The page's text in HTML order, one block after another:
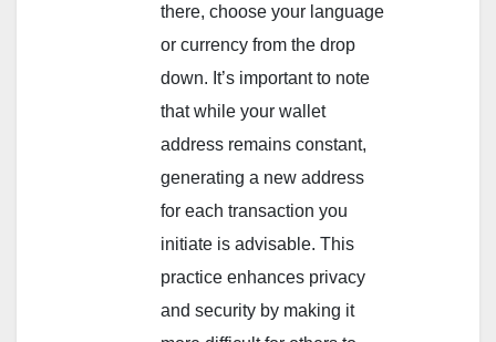
there, choose your language
or currency from the drop
down. It’s important to note
that while your wallet
address remains constant,
generating a new address
for each transaction you
initiate is advisable. This
practice enhances privacy
and security by making it